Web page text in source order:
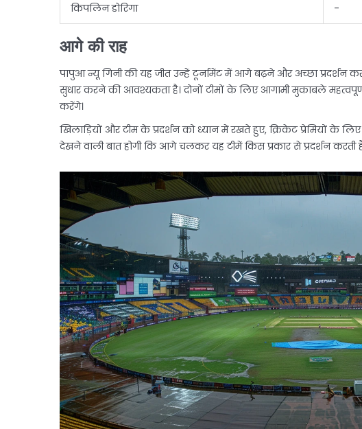
किपलिन डोरिगा -
आगे की राह
पापुआ न्यू गिनी की यह जीत उन्हें टूर्नामेंट में आगे बढ़ने और अच्छा प्रदर्शन
सुधार करने की आवश्यकता है। दोनों टीमों के लिए आगामी मुकाबले महत्वपूर्ण
करेंगे।
खिलाड़ियों और टीम के प्रदर्शन को ध्यान में रखते हुए, क्रिकेट प्रेमियों के
देखने वाली बात होगी कि आगे चलकर यह टीमें किस प्रकार से प्रदर्शन करती